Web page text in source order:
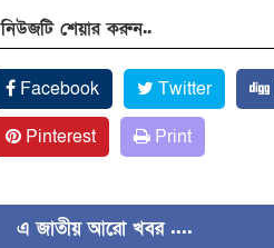
নিউজটি শেয়ার করুন..
Facebook Twitter
Pinterest
Print
এ জাতীয় আরো খবর ....